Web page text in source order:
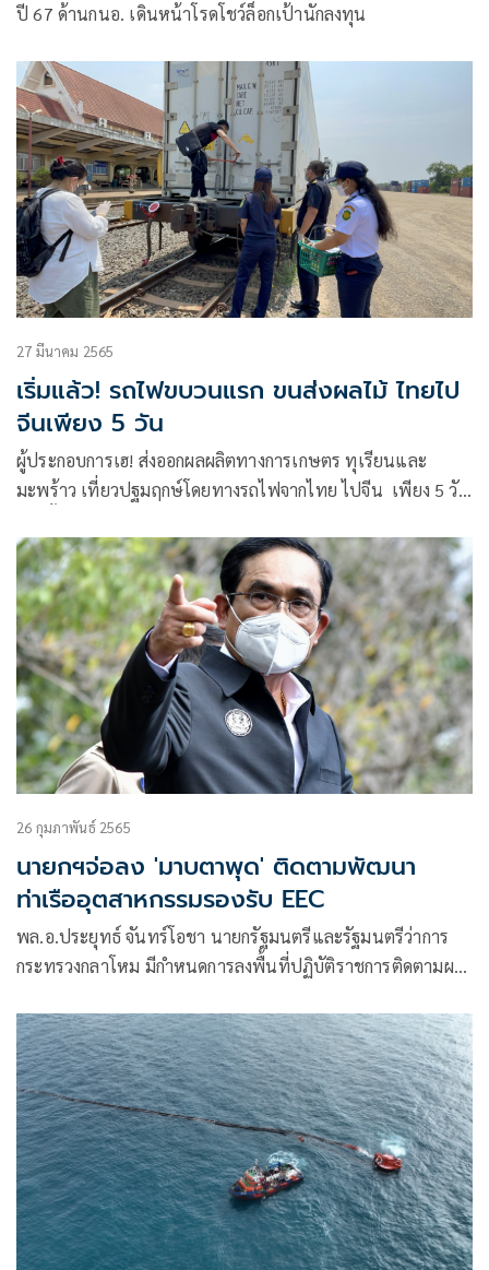
ปี 67 ด้านกนอ. เดินหน้าโรดโชว์ล็อกเป้านักลงทุน
27 มีนาคม 2565
เริ่มแล้ว! รถไฟขบวนแรก ขนส่งผลไม้ ไทยไป
จีนเพียง 5 วัน
ผู้ประกอบการเฮ! ส่งออกผลผลิตทางการเกษตร ทุเรียนและ
มะพร้าว เที่ยวปฐมฤกษ์โดยทางรถไฟจากไทย ไปจีน เพียง 5 วัน
อำนวยความสะดวก
26 กุมภาพันธ์ 2565
นายกฯจ่อลง 'มาบตาพุด' ติดตามพัฒนา
ท่าเรืออุตสาหกรรมรองรับ EEC
พล.อ.ประยุทธ์ จันทร์โอชา นายกรัฐมนตรีและรัฐมนตรีว่าการ
กระทรวงกลาโหม มีกำหนดการลงพื้นที่ปฏิบัติราชการติดตามผล